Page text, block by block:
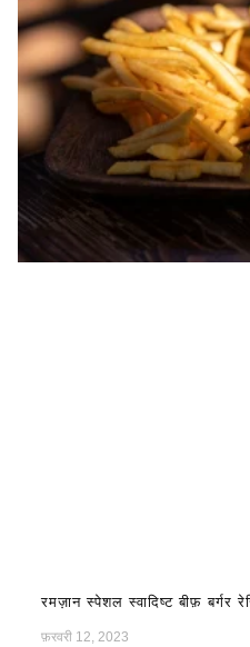
रमज़ान स्पेशल स्वादिष्ट बीफ़ बर्गर
फ़रवरी 12, 2023